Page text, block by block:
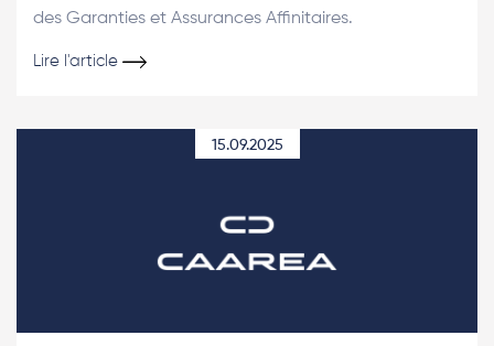
des Garanties et Assurances Affinitaires.
Lire l'article
15.09.2025